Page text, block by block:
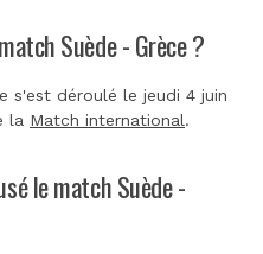
Suède - Grèce ?
s'est déroulé le jeudi 4 juin
la Match international.
le match Suède -